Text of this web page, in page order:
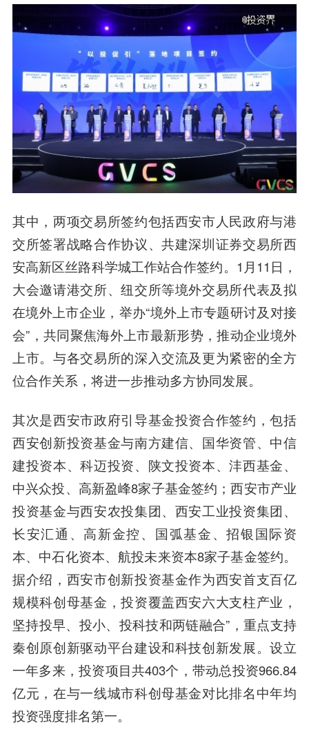
其中，两项交易所签约包括西安市人民政府与港
交所签署战略合作协议、共建深圳证券交易所西
安高新区丝路科学城工作站合作签约。1月11日，
大会邀请港交所、纽交所等境外交易所代表及拟
在境外上市企业，举办“境外上市专题研讨及对接
会”，共同聚焦海外上市最新形势，推动企业境外
上市。与各交易所的深入交流及更为紧密的全方
位合作关系，将进一步推动多方协同发展。
其次是西安市政府引导基金投资合作签约，包括
西安创新投资基金与南方建信、国华资管、中信
建投资本、科迈投资、陕文投资本、沣西基金、
中兴众投、高新盈峰8家子基金签约；西安市产业
投资基金与西安农投集团、西安工业投资集团、
长安汇通、高新金控、国弧基金、招银国际资
本、中石化资本、航投未来资本8家子基金签约。
据介绍，西安市创新投资基金作为西安首支百亿
规模科创母基金，投资覆盖西安六大支柱产业，
坚持投早、投小、投科技和两链融合”，重点支持
秦创原创新驱动平台建设和科技创新发展。设立
一年多来，投资项目共403个，带动总投资966.84
亿元，在与一线城市科创母基金对比排名中年均
投资强度排名第一。